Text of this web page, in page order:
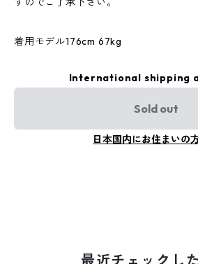
着用モデル176cm 67kg
International shipping
Sold out
日本国内にお住まいの
最近チェックし